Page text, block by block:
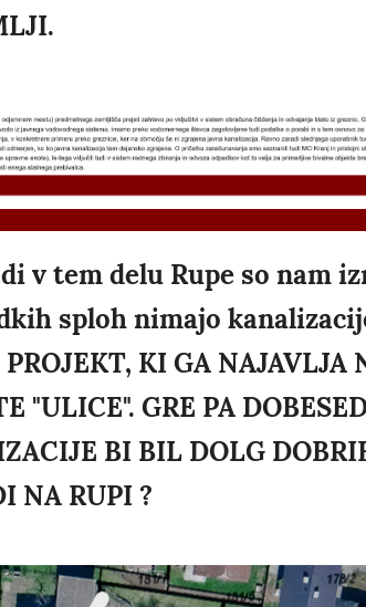
v tem delu Rupe so nam
sploh nimajo
KI GA NAJAVLJA
"ULICE". GRE PA
BI BIL DOLG
NA RUPI ?